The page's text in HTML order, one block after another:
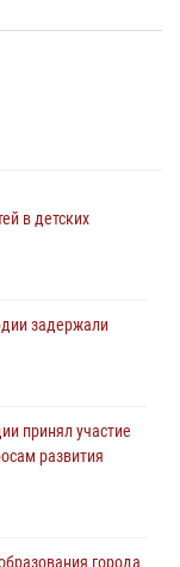
в детских
задержали
принял участие
развития
города